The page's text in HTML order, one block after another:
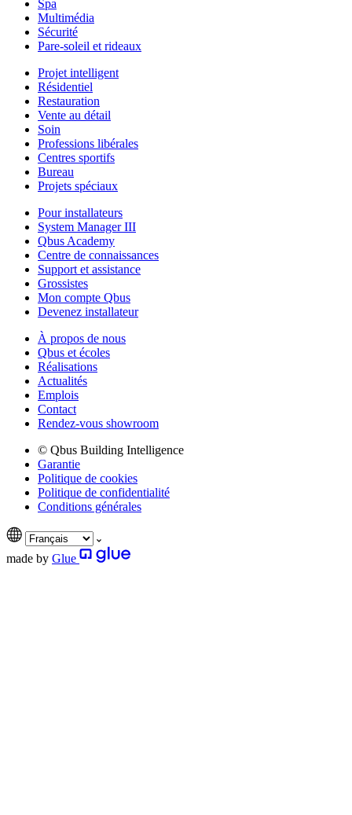
Spa
Multimédia
Sécurité
Pare-soleil et rideaux
Projet intelligent
Résidentiel
Restauration
Vente au détail
Soin
Professions libérales
Centres sportifs
Bureau
Projets spéciaux
Pour installateurs
System Manager III
Qbus Academy
Centre de connaissances
Support et assistance
Grossistes
Mon compte Qbus
Devenez installateur
À propos de nous
Qbus et écoles
Réalisations
Actualités
Emplois
Contact
Rendez-vous showroom
© Qbus Building Intelligence
Garantie
Politique de cookies
Politique de confidentialité
Conditions générales
made by Glue